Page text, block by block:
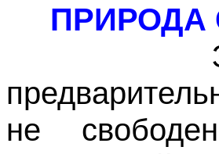
ПРИРОДА
Здесь
не